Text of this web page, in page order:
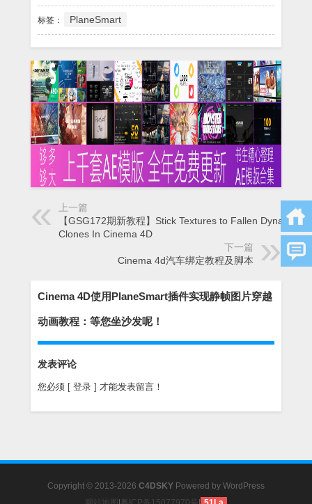
标签： PlaneSmart
上一篇
【GSG172期新教程】Stick Textures to Fallen Dynamic
Clones In Cinema 4D
下一篇
Cinema 4d汽车绑定教程及脚本
Cinema 4D使用PlaneSmart插件实现静帧图片穿越
动画教程：等您坐沙发呢！
发表评论
您必须 [ 登录 ] 才能发表留言！
Copyright © 2013-2026 C4DSKY Powered by WordPress